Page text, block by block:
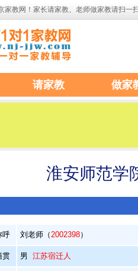
家教网！家长请家教、老师做家教请扫一
请家教 做家
淮安师范学
呼 刘老师（2002398）
贯 男 江苏宿迁人